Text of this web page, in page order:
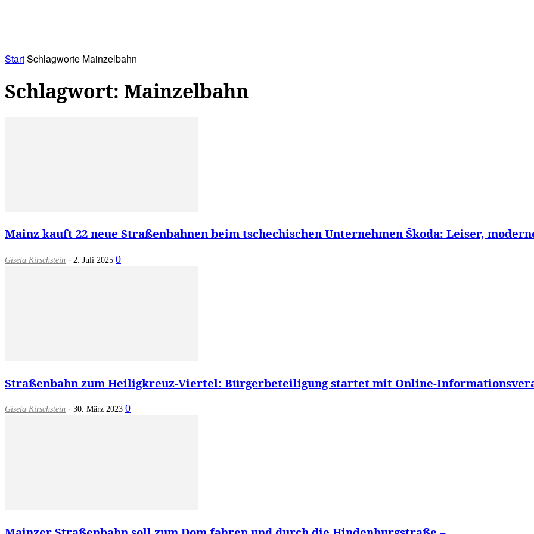
StartSchlagworte Mainzelbahn
Schlagwort: Mainzelbahn
Mainz kauft 22 neue Straßenbahnen beim tschechischen Unternehmen Škoda: Leiser,
Gisela Kirschstein - 2. Juli 2025 0
Straßenbahn zum Heiligkreuz-Viertel: Bürgerbeteiligung startet mit Online-
Gisela Kirschstein - 30. März 2023 0